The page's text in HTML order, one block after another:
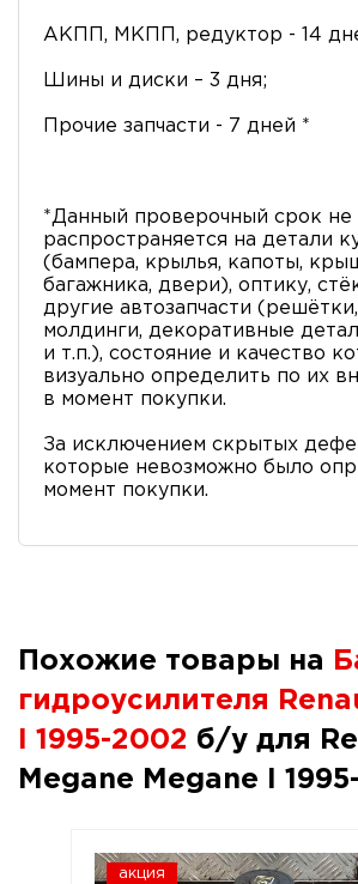
АКПП, МКПП, редуктор - 14
Шины и диски – 3 дня;
Прочие запчасти - 7 дней *
*Данный проверочный срок не
распространяется на детали
(бампера, крылья, капоты,
багажника, двери), оптику,
другие автозапчасти
молдинги, декоративные
и т.п.), состояние и качество
визуально определить по их
в момент покупки.
За исключением скрытых
которые невозможно было
момент покупки.
Похожие товары на
гидроусилителя
I 1995-2002 б/у для
Megane Megane I
акция